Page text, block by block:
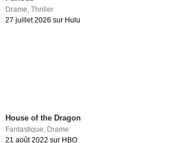
Drame ,Thriller
27 juillet 2026 sur Hulu
House of the Dragon
Fantastique, Drame
21 août 2022 sur HBO